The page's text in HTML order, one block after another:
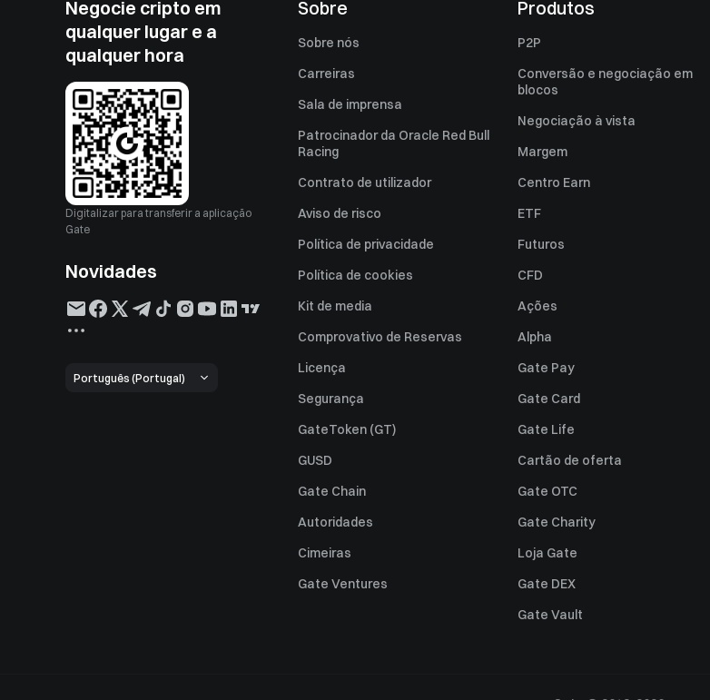
Negocie cripto em
qualquer lugar e a
qualquer hora
Digitalizar para transferir a aplicação
Gate
Novidades
Português (Portugal)
Sobre
Sobre nós
Carreiras
Sala de imprensa
Patrocinador da Oracle Red Bull
Racing
Contrato de utilizador
Aviso de risco
Política de privacidade
Política de cookies
Kit de media
Comprovativo de Reservas
Licença
Segurança
GateToken (GT)
GUSD
Gate Chain
Autoridades
Cimeiras
Gate Ventures
Produtos
P2P
Conversão e negociação em
blocos
Negociação à vista
Margem
Centro Earn
ETF
Futuros
CFD
Ações
Alpha
Gate Pay
Gate Card
Gate Life
Cartão de oferta
Gate OTC
Gate Charity
Loja Gate
Gate DEX
Gate Vault